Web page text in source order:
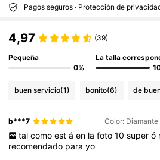
Pagos seguros · Protección de
4,97 (39)
Pequeña
0%
La talla
buen servicio(1) bonito(6) de
b***7 Color:
tal como est á en la foto 10 super ó
recomendado parayo